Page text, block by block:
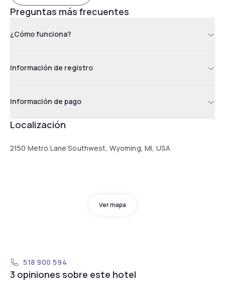
Preguntas más frecuentes
¿Cómo funciona?
Información de registro
Información de pago
Localización
2150 Metro Lane Southwest, Wyoming, MI, USA
Ver mapa
518 900 594
3 opiniones sobre este hotel